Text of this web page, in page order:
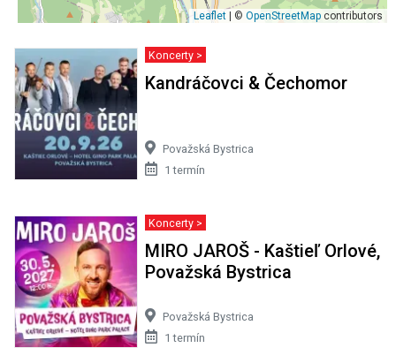
Leaflet | © OpenStreetMap contributors
Koncerty >
Kandráčovci & Čechomor
Považská Bystrica
1 termín
Koncerty >
MIRO JAROŠ - Kaštieľ Orlové,
Považská Bystrica
Považská Bystrica
1 termín